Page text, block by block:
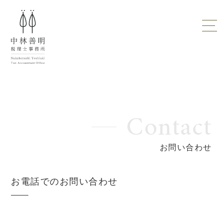
Contact
お問い合わせ
お電話でのお問い合わせ